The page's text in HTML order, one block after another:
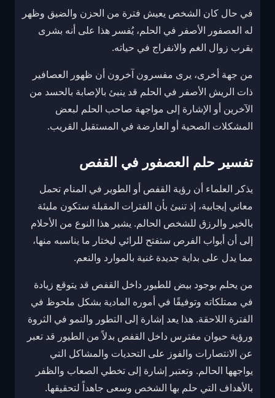
في حال كان الشخص يعيش فترة من الحزن والضيق وظهر
له العصفور الأصفر في الحلم، يُفسر هذا على أنه بشرى
بقرب زوال الغم والانفراج في حياته.
من جهة أخرى، يرى مفسرون آخرون أن ظهور العصافير
ذات الريش الأصفر في الحلم قد ينبئ بالإصابة بالحسد من
الآخرين أو الإشارة إلى مواجهة صاحب الحلم لبعض
المشكلات الصحية أو العارضة في المستقبل القريب.
تفسير حلم العصفور في القفص
يذكر العلماء أن رؤية القفص أو الطوير في المنام تحمل
معاني إيجابية، إذ تنبئ بأن الفترات المقبلة ستكون مليئة
بالخير والرزق للشخص الحالم. يشير هذا النوع من الأحلام
إلى أن أبواب الفرص ستفتح للرائي ليختار ما يناسبه منها،
مما يدل على بداية جديدة غنية بالموارد والنعم.
من يحلم بوجود بيض للطيور داخل القفص قد يتوقع زيادة
في ممتلكاته وتوفيقًا في أموره المادية بشكل ملحوظ في
الفترة اللاحقة. هذا يعد إشارة إلى التطور والنمو في الثروة
ورؤية حيوان مفترس داخل القفص بدلاً من الطيور قد تعبر
عن الانتصارات والفوز على التحديات والمشاكل التي
يواجهها الحالم. وتعتبر إشارة إلى تخطي الصعاب والظفر
بالأهداف التي حلم بها الشخص وسعى جاهداً لتحقيقها.